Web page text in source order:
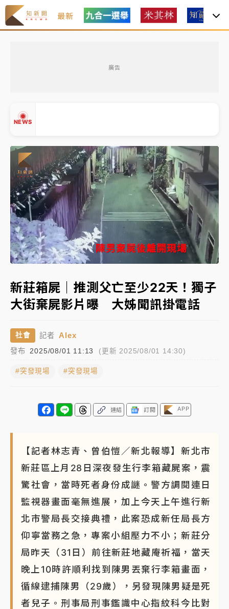
最新
廣告
NEWS
有片｜
連根拔起
中颱白海豚風雨來了！中部以北防豪雨 今晚、明天影
響最劇烈
白海豚逼近！北市水門只出不進 未移置車輛最高罰
4800＋拖吊費
油價持續凍漲！ 中油宣布下周一汽柴油價格維持不變
中颱白海豚進逼！台北喜來登圍籬傾倒砸傷人 民權西
路鷹架倒塌壓2車
連根拔起
中颱白海豚風雨來了！中部以北防豪雨 今晚、明天影
白海豚逼近！北市水門只出不進 未移置車輛最高罰
4800＋拖吊費
▲
▼
Unmute Loaded:
100.00%
新莊箱屍｜推測父亡至少22天！獨子
大街棄屍影片曝 大姊聞訊掛電話
社會 記者 Alex
發布 2025/08/01 11:13 (更新 2025/08/01 14:30)
#突發現場 #突發現場
連結 訂閱 APP
【記者林志青、曾伯愷／新北報導】新北市
新莊區上月28日深夜發生行李箱藏屍案，震
驚社會，當時死者身份成謎。警方調閱連日
監視器畫面毫無進展，加上今天上午進行新
北市警局長交接典禮，此案恐成新任局長方
仰寧當務之急，專案小組壓力不小；新莊分
局昨天（31日）前往新莊地藏庵祈福，當天
晚上10時許順利找到陳男丟棄行李箱畫面，
循線逮捕陳男（29歲），另發現陳男疑是死
者兒子。刑事局刑事鑑識中心指紋科今比對